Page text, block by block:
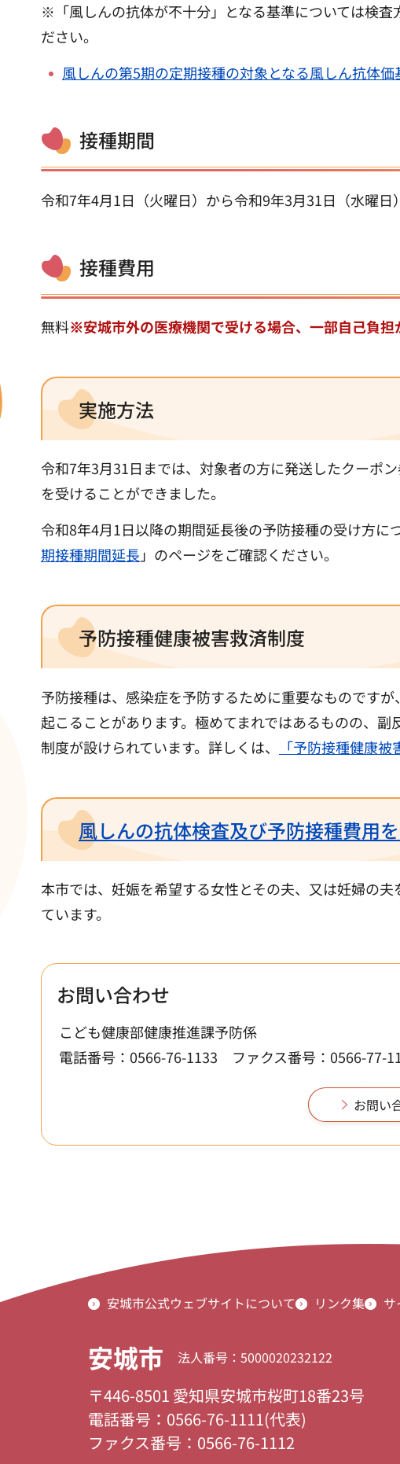
※「風しんの抗体が不十分」となる基準については検
ださい。
風しんの第5期の定期接種の対象となる風しん抗体価
接種期間
令和7年4月1日（火曜日）から令和9年3月31日（水曜日
接種費用
無料※安城市外の医療機関で受ける場合、一部自己負担
実施方法
令和7年3月31日までは、対象者の方に発送したクーポ
を受けることができました。
令和8年4月1日以降の期間延長後の予防接種の受け方に
期接種期間延長 」のページをご確認ください。
予防接種健康被害救済制度
予防接種は、感染症を予防するために重要なものです
起こることがあります。極めてまれではあるものの、
制度が設けられています。詳しくは、
「予防接種健康被
風しんの抗体検査及び予防接種費用
本市では、妊娠を希望する女性とその夫、又は妊婦の
ています。
お問い合わせ
こども健康部健康推進課予防係
電話番号：0566-76-1133
ファクス番号：0566-77-
安城市公式ウェブサイトについて リンク集
安城市 法人番号：5000020232122
〒446-8501 愛知県安城市桜町18番23号
電話番号：0566-76-1111(代表)
ファクス番号：0566-76-1112